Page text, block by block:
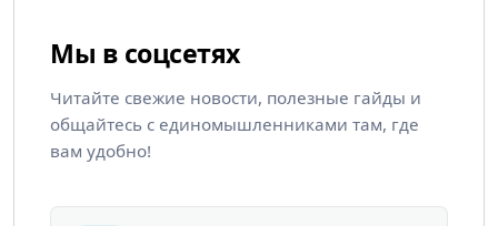
Мы в соцсетях
Читайте свежие новости, полезные гайды и
общайтесь с единомышленниками там, где
вам удобно!